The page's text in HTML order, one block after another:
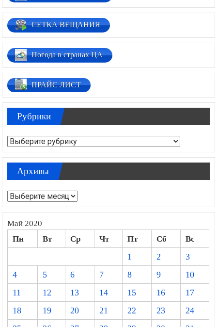
НАШИ КОНТАКТЫ
СЕТКА ВЕЩАНИЯ
Погода в странах ЦА
ПРАЙС ЛИСТ
Рубрики
Рубрики
Архивы
Архивы
Май 2020
Пн Вт Ср Чт Пт Сб
Вс
1
2
3
4
5 6 7 8 9
10
11
12 13 14 15 16
17
18
19 20 21 22 23
24